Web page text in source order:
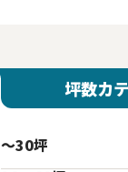
坪数カ
〜30坪